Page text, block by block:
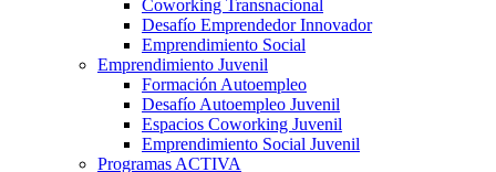
Coworking Transnacional
Desafío Emprendedor Innovador
Emprendimiento Social
Emprendimiento Juvenil
Formación Autoempleo
Desafío Autoempleo Juvenil
Espacios Coworking Juvenil
Emprendimiento Social Juvenil
Programas ACTIVA